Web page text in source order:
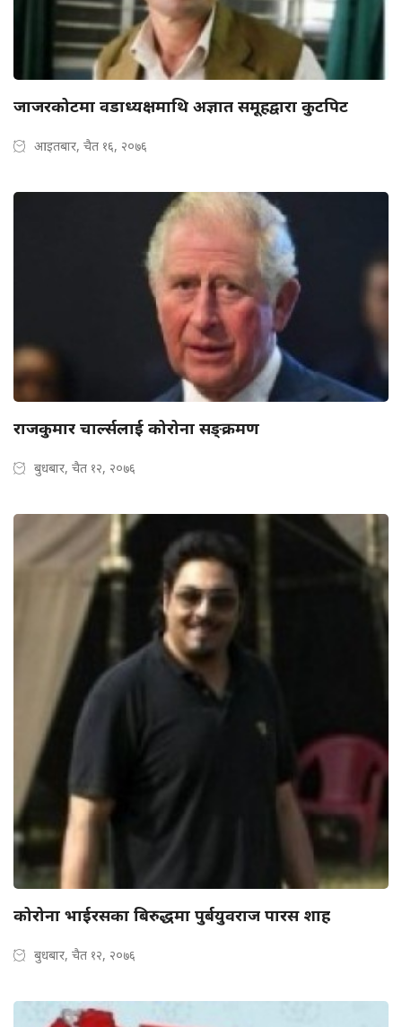
जाजरकोटमा वडाध्यक्षमाथि अज्ञात समूहद्वारा कुटपिट
आइतबार, चैत १६, २०७६
राजकुमार चार्ल्सलाई कोरोना सङ्क्रमण
बुधबार, चैत १२, २०७६
कोरोना भाईरसका बिरुद्धमा पुर्बयुवराज पारस शाह
बुधबार, चैत १२, २०७६